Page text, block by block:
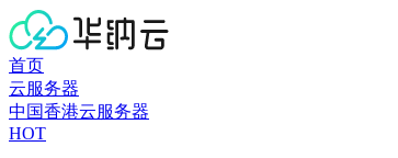
首页
云服务器
中国香港云服务器
HOT